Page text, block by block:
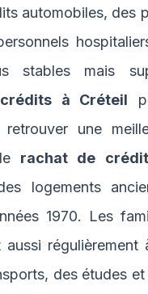
automobiles, des
stables mais
à Créteil
une
rachat de
logements
1970. Les
aussi
des études